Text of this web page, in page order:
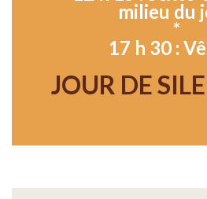
milieu du
*
17 h 30 :
JOUR DE